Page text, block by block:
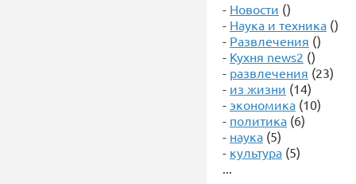
- Новости ()
- Наука и техника ()
- Развлечения ()
- Кухня news2 ()
- развлечения (23)
- из жизни (14)
- экономика (10)
- политика (6)
- наука (5)
- культура (5)
...